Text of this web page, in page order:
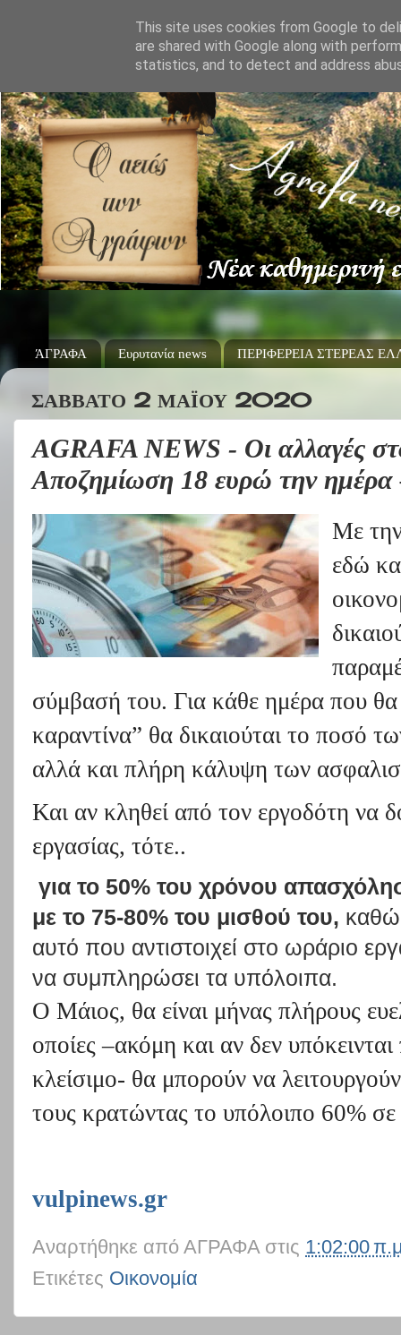
ΆΓΡΑΦΑ Ευρυτανία news ΠΕΡΙΦΕΡΕΙΑ ΣΤΕΡΕΑΣ
ΣΆΒΒΑΤΟ 2 ΜΑΪ́ΟΥ 2020
AGRAFA NEWS - Οι αλλαγές
Αποζημίωση 18 ευρώ την ημέρα
Με
εδώ
σύμβασή του. Για κάθε ημέρα που θα
καραντίνα” θα δικαιούται το ποσό
αλλά και πλήρη κάλυψη των
Και αν κληθεί από τον εργοδότη να
εργασίας, τότε..
για το 50% του χρόνου
με το 75-80% του μισθού του,
αυτό που αντιστοιχεί στο ωράριο
να συμπληρώσει τα υπόλοιπα.
Ο Μάιος, θα είναι μήνας πλήρους
οποίες –ακόμη και αν δεν
κλείσιμο- θα μπορούν να
τους κρατώντας το υπόλοιπο 60%
vulpinews.gr
Αναρτήθηκε από ΑΓΡΑΦΑ στις 1:02:00
Ετικέτες Οικονομία
This site uses cookies from Google to
are shared with Google along with
statistics, and to detect and address